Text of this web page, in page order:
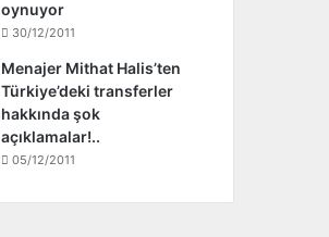
oynuyor
30/12/2011
Menajer Mithat Halis’ten
Türkiye’deki transferler
hakkında şok
açıklamalar!..
05/12/2011